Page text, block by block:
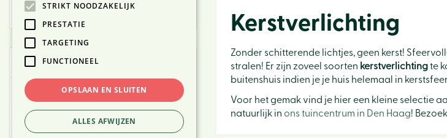
Kerstverlichting
Zonder schitterende lichtjes, geen kerst!
stralen! Er zijn zoveel soorten kerstverlichtingte
buitenshuis indien je je huis helemaal in
Voor het gemak vind je hier een kleine selectie
natuurlijk in ons tuincentrum in Den Haag!
20:00
Webshop
Kerst
Binnen
Buiten
STRIKT NOODZAKELIJK
PRESTATIE
TARGETING
FUNCTIONEEL
OPSLAAN EN SLUITEN
ALLES AFWIJZEN